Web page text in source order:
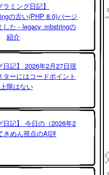
ラミング日記】
の古い(PHP 8.0)バージ
した - legacy_mbstringの
紹介
記】 2026年2月27日現
ーにはコードポイント
限はない
日記】 今日の（2026年2
きめん視点のAI評